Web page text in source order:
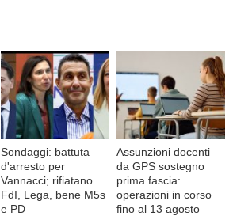
Sondaggi: battuta
d'arresto per
Vannacci; rifiatano
FdI, Lega, bene M5s
e PD
Assunzioni docenti
da GPS sostegno
prima fascia:
operazioni in corso
fino al 13 agosto